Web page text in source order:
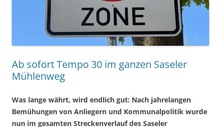
Ab sofort Tempo 30 im ganzen Saseler
Mühlenweg
Was lange währt, wird endlich gut: Nach jahrelangen
Bemühungen von Anliegern und Kommunalpolitik wurde
nun im gesamten Streckenverlauf des Saseler